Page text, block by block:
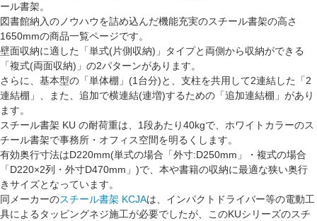
ール書架。
図書館納入のノウハウを詰め込んだ機能充実のスチール書架の高さ
1650mmの商品一覧ページです。
壁面収納に適した「単式(片側収納)」タイプと 両側から収納ができる
「複式(両面収納)」の2パターンがあります。
さらに、基本型の「単体棚 」(1台分)と、支柱を共用して2連結した「2
連結棚 」、また、追加で横連結(連増)するための「追加連結棚 」があり
ます。
スチール書架 KU の耐荷重は、 1段あたり40kgで、ホワイトカラーのス
チール書架で事務所・オフィス空間を明るくします。
有効奥行寸法はD220mm(単式の場合「外寸:D250mm」・複式の場合
「D220×2列・外寸D470mm」)で、本や書籍の収納に最適な狭い奥行
きサイズとなっています。
同メーカーのスチール書架 KCJAは、インパクトドライバー等の電動工
具によるタッピングネジ施工が必要でしたが、このKUシリーズのスチ